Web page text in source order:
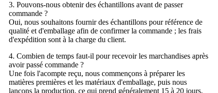
3. Pouvons-nous obtenir des échantillons avant de passer
commande ?
Oui, nous souhaitons fournir des échantillons pour référence de
qualité et d'emballage afin de confirmer la commande ; les frais
d'expédition sont à la charge du client.
4. Combien de temps faut-il pour recevoir les marchandises après
avoir passé commande ?
Une fois l'acompte reçu, nous commençons à préparer les
matières premières et les matériaux d'emballage, puis nous
lançons la production, ce qui prend généralement 15 à 20 jours.